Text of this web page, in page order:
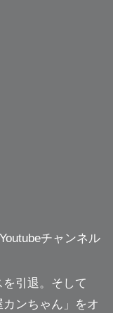
チャンネル
引退。そして
ンちゃん」をオ